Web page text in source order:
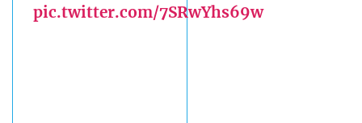
pic.twitter.com/7SRwYhs69w